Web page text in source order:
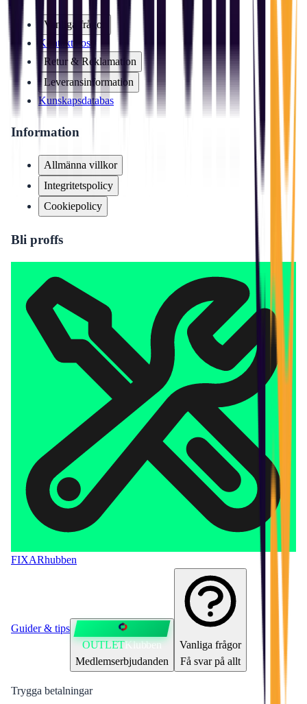
Vanliga frågor
Kontakta oss
Retur & Reklamation
Leveransinformation
Kunskapsdatabas
Information
Allmänna villkor
Integritetspolicy
Cookiepolicy
Bli proffs
FIXARhubben
Guider & tips
OUTLETKlubben
Medlemserbjudanden
Vanliga frågor
Få svar på allt
Trygga betalningar